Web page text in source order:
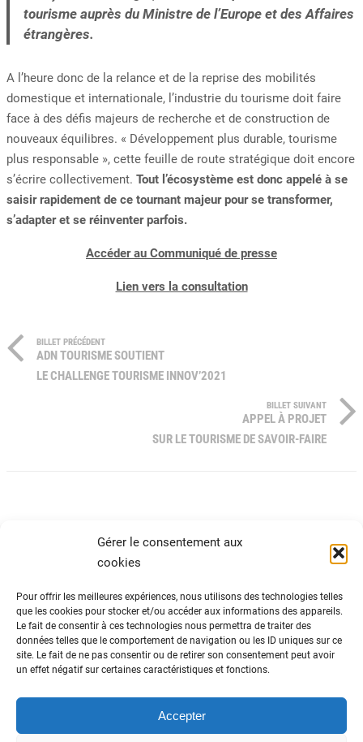
Gérer le consentement aux
cookies
Pour offrir les meilleures expériences, nous utilisons des technologies telles
que les cookies pour stocker et/ou accéder aux informations des appareils.
Le fait de consentir à ces technologies nous permettra de traiter des
données telles que le comportement de navigation ou les ID uniques sur ce
site. Le fait de ne pas consentir ou de retirer son consentement peut avoir
un effet négatif sur certaines caractéristiques et fonctions.
Accepter
tourisme auprès du Ministre de l’Europe et des Affaires
étrangères.
A l’heure donc de la relance et de la reprise des mobilités
domestique et internationale, l’industrie du tourisme doit faire
face à des défis majeurs de recherche et de construction de
nouveaux équilibres. « Développement plus durable, tourisme
plus responsable », cette feuille de route stratégique doit encore
s’écrire collectivement. Tout l’écosystème est donc appelé à se
saisir rapidement de ce tournant majeur pour se transformer,
s’adapter et se réinventer parfois.
Accéder au Communiqué de presse
Lien vers la consultation
BILLET PRÉCÉDENT
ADN TOURISME SOUTIENT
LE CHALLENGE TOURISME INNOV’2021
BILLET SUIVANT
APPEL À PROJET
SUR LE TOURISME DE SAVOIR-FAIRE
ADN Tourisme
Fédération nationale des organismes
institutionnels de tourisme